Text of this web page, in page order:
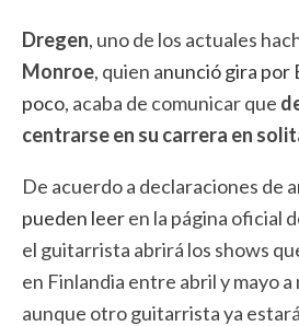
Dregen, uno de los actuales
Monroe, quien anunció gira por
poco, acaba de comunicar que
centrarse en su carrera en
De acuerdo a declaraciones de
pueden leeren la página oficial
el guitarrista abrirá los shows
en Finlandia entre abril y mayo
aunque otro guitarrista ya